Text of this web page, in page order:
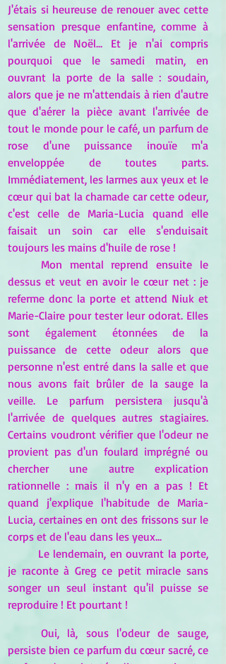
J'étais si heureuse de renouer avec cette
sensation presque enfantine, comme à
l'arrivée de Noël... Et je n'ai compris
pourquoi que le samedi matin, en
ouvrant la porte de la salle : soudain,
alors que je ne m'attendais à rien d'autre
que d'aérer la pièce avant l'arrivée de
tout le monde pour le café, un parfum de
rose d'une puissance inouïe m'a
enveloppée de toutes parts.
Immédiatement, les larmes aux yeux et le
cœur qui bat la chamade car cette odeur,
c'est celle de Maria-Lucia quand elle
faisait un soin car elle s'enduisait
toujours les mains d'huile de rose !
Mon mental reprend ensuite le
dessus et veut en avoir le cœur net : je
referme donc la porte et attend Niuk et
Marie-Claire pour tester leur odorat. Elles
sont également étonnées de la
puissance de cette odeur alors que
personne n'est entré dans la salle et que
nous avons fait brûler de la sauge la
veille. Le parfum persistera jusqu'à
l'arrivée de quelques autres stagiaires.
Certains voudront vérifier que l'odeur ne
provient pas d'un foulard imprégné ou
chercher une autre explication
rationnelle : mais il n'y en a pas ! Et
quand j'explique l'habitude de Maria-
Lucia, certaines en ont des frissons sur le
corps et de l'eau dans les yeux...
Le lendemain, en ouvrant la porte,
je raconte à Greg ce petit miracle sans
songer un seul instant qu'il puisse se
reproduire ! Et pourtant !
Oui, là, sous l'odeur de sauge,
persiste bien ce parfum du cœur sacré, ce